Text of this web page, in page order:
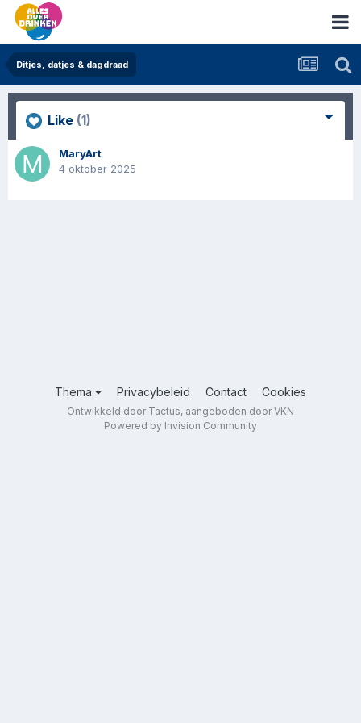
Ditjes, datjes & dagdraad
Like (1)
MaryArt
4 oktober 2025
Thema Privacybeleid Contact Cookies
Ontwikkeld door Tactus, aangeboden door VKN
Powered by Invision Community